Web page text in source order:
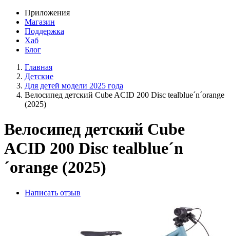
Приложения
Магазин
Поддержка
Хаб
Блог
Главная
Детские
Для детей модели 2025 года
Велосипед детский Cube ACID 200 Disc tealblue´n´orange
(2025)
Велосипед детский Cube
ACID 200 Disc tealblue´n
´orange (2025)
Написать отзыв